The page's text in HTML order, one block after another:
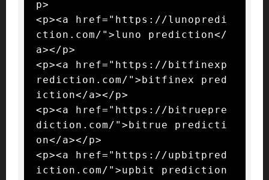
p>
<p><a href="https://lunopredi
ction.com/">luno prediction</
a></p>
<p><a href="https://bitfinexp
rediction.com/">bitfinex pred
iction</a></p>
<p><a href="https://bitruepre
diction.com/">bitrue predicti
on</a></p>
<p><a href="https://upbitpred
iction.com/">upbit prediction